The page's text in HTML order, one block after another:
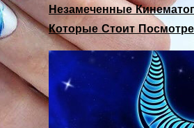
Незамеченные
Которые Стоит